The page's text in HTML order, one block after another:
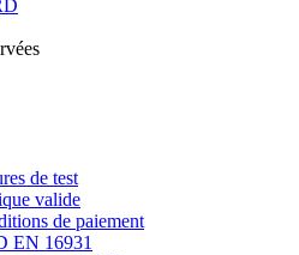
de test
valide
de paiement
EN 16931